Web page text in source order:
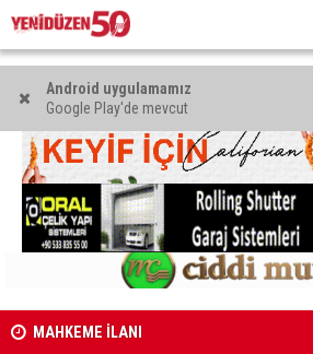
Android uygulamamız
Google Play'de mevcut
MAHKEME İLANI